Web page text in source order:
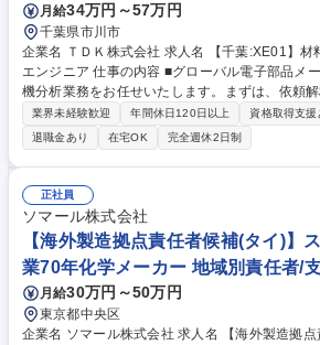
月給34万円～57万円
千葉県市川市
企業名 ＴＤＫ株式会社 求人名 【千葉:XE01】材料・デバイスの有機分析
エンジニア 仕事の内容 ■グローバル電子部品メーカーである当社にて、有
機分析業務をお任せいたします。まずは、依頼
的には課題解決のプロジェクトの推進やマネジ
す。 【業務内容】■分光分析技術（FT-IR、Raman等）を用いたTDK全社
の材料・デバイスの評価・解析業務 ■有機構造解
C、LC/MS、NMR、ToF-SIMS等）を用いた
評価・解析業務 【組織ミッション】■評価解析技
トする。 ■評価解析のベンチマーク/ロードマッ
きる「見えないものを見えるようにする」先端技術を
【千葉:XE01】材料・デバイスの有機分析エンジ
業界未経験歓迎 年間休日120日以上 資格取得支援
退職金あり
在宅OK 完全週休2日制
正社員
ソマール株式会社
【海外製造拠点責任者候補(タイ)】
業70年化学メーカー 地域別責任者/
月給30万円～50万円
東京都中央区
企業名 ソマール株式会社 求人名 【海外製造拠点責任者候補(タイ)】スタ